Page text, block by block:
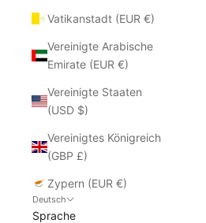
Vatikanstadt (EUR €)
Vereinigte Arabische
Emirate (EUR €)
Vereinigte Staaten
(USD $)
Vereinigtes Königreich
(GBP £)
Zypern (EUR €)
Deutsch
Sprache